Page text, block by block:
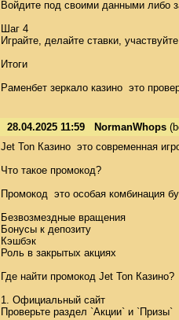
Войдите под своими данными либо
Шаг 4
Играйте, делайте ставки,
Итоги
Раменбет зеркало казино  это
28.04.2025 11:59 NormanWhops
Jet Ton Казино  это современная
Что такое промокод?
Промокод  это особая комбинация
Безвозмездные вращения
Бонусы к депозиту
Кэшбэк
Роль в закрытых акциях
Где найти промокод Jet Ton Казино?
1. Официальный сайт
Проверьте раздел `Акции` и